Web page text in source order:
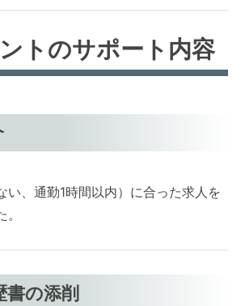
トのサポート内容
い、通勤1時間以内）に合った求人を
書の添削